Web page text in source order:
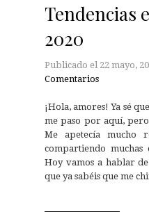
Tendencias
2020
Publicado el 22 mayo,
Comentarios
¡Hola, amores! Ya sé
me paso por aquí,
Me apetecía mucho
compartiendo muchas
Hoy vamos a hablar
que ya sabéis que me